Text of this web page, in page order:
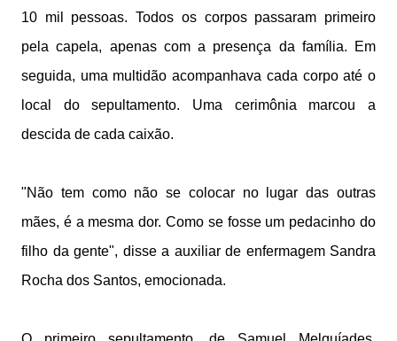
10 mil pessoas. Todos os corpos passaram primeiro
pela capela, apenas com a presença da família. Em
seguida, uma multidão acompanhava cada corpo até o
local do sepultamento. Uma cerimônia marcou a
descida de cada caixão.
"Não tem como não se colocar no lugar das outras
mães, é a mesma dor. Como se fosse um pedacinho do
filho da gente", disse a auxiliar de enfermagem Sandra
Rocha dos Santos, emocionada.